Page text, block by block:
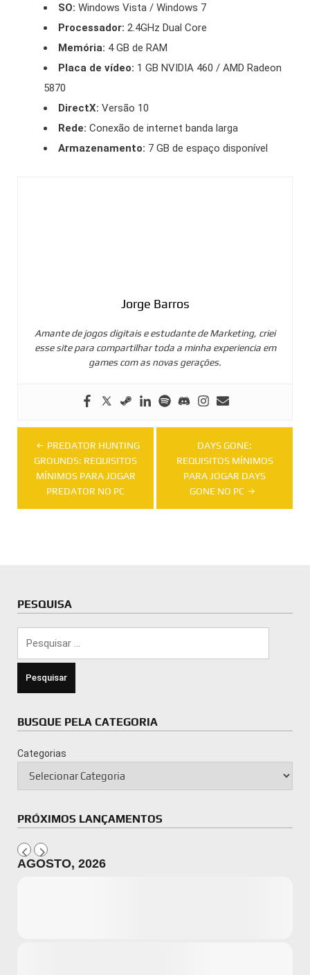
SO: Windows Vista / Windows 7
Processador: 2.4GHz Dual Core
Memória: 4 GB de RAM
Placa de vídeo: 1 GB NVIDIA 460 / AMD Radeon
5870
DirectX: Versão 10
Rede: Conexão de internet banda larga
Armazenamento: 7 GB de espaço disponível
Jorge Barros
Amante de jogos digitais e estudante de Marketing, criei
esse site para compartilhar toda a minha experiencia em
games com as novas gerações.
Navegação
de
Post
PREDATOR HUNTING
GROUNDS: REQUISITOS
MÍNIMOS PARA JOGAR
PREDATOR NO PC
DAYS GONE:
REQUISITOS MÍNIMOS
PARA JOGAR DAYS
GONE NO PC
PESQUISA
BUSQUE PELA CATEGORIA
Categorias
PRÓXIMOS LANÇAMENTOS
AGOSTO, 2026